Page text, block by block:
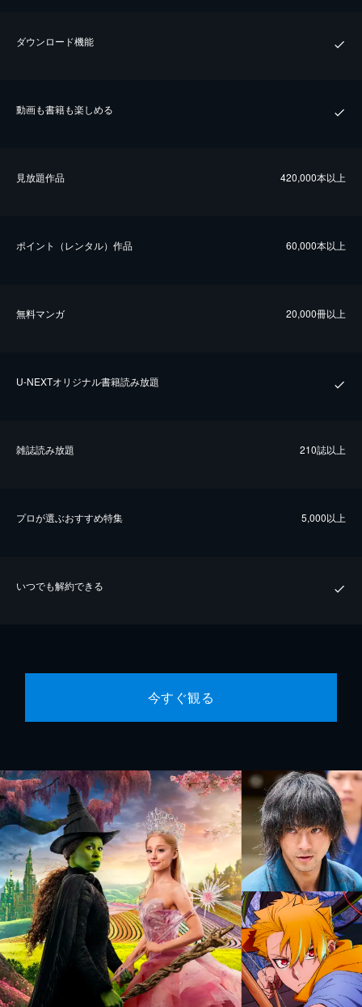
ダウンロード機能
動画も書籍も楽しめる
⾒放題作品 420,000本以上
ポイント（レンタル）作品 60,000本以上
無料マンガ 20,000冊以上
U-NEXTオリジナル書籍読み放題
雑誌読み放題 210誌以上
プロが選ぶおすすめ特集 5,000以上
いつでも解約できる
今すぐ観る